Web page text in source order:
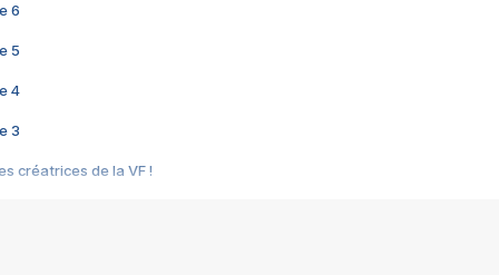
6
5
4
3
créatrices de la VF !